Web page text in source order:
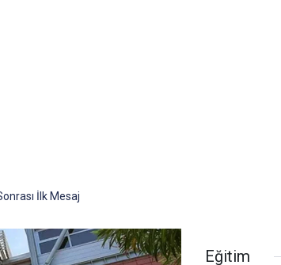
İlk Mesaj
Eğitim